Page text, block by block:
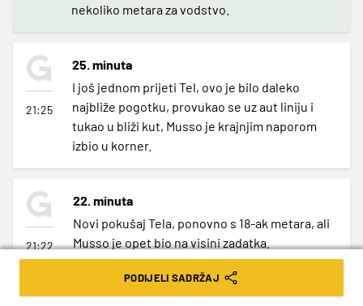
nekoliko metara za vodstvo.
21:25
25. minuta
I još jednom prijeti Tel, ovo je bilo daleko
najbliže pogotku, provukao se uz aut liniju i
tukao u bliži kut, Musso je krajnjim naporom
izbio u korner.
21:22
22. minuta
Novi pokušaj Tela, ponovno s 18-ak metara, ali
Musso je opet bio na visini zadatka.
15. minuta
PODIJELI SADRŽAJ